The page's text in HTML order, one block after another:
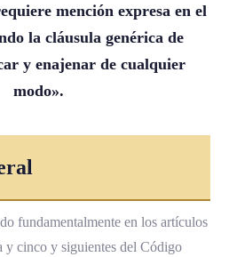
mención expresa en el
la cláusula genérica de
y enajenar de cualquier
modo».
fundamentalmente en los artículos
y cinco y siguientes del Código